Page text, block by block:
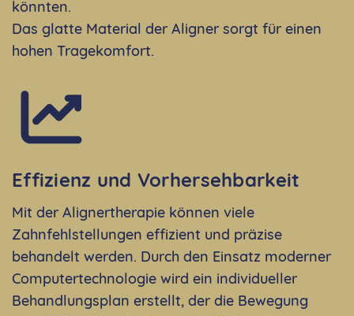
könnten.
Das glatte Material der Aligner sorgt für einen
hohen Tragekomfort.
Effizienz und Vorhersehbarkeit
Mit der Alignertherapie können viele
Zahnfehlstellungen effizient und präzise
behandelt werden. Durch den Einsatz moderner
Computertechnologie wird ein individueller
Behandlungsplan erstellt, der die Bewegung